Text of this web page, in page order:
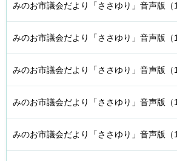
みのお市議会だより「ささゆり」音声版（
みのお市議会だより「ささゆり」音声版（
みのお市議会だより「ささゆり」音声版（
みのお市議会だより「ささゆり」音声版（
みのお市議会だより「ささゆり」音声版（